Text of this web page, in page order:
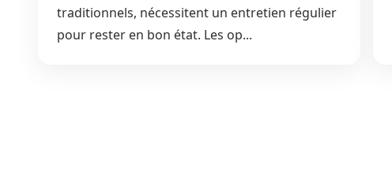
traditionnels, nécessitent un entretien régulier
pour rester en bon état. Les op...